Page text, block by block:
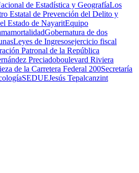
de Estadística y GeografíaLos
Estatal de Prevención del Delito y
Estado de NayaritEquipo
mortalidadGobernatura de dos
Leyes de Ingresosejercicio fiscal
Patronal de la República
Preciadoboulevard Riviera
de la Carretera Federal 200Secretaría
SEDUEJesús Tepalcanzint